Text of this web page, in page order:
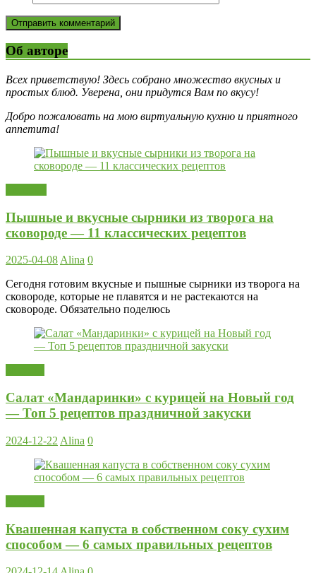
Об авторе
Всех приветствую! Здесь собрано множество вкусных и
простых блюд. Уверена, они придутся Вам по вкусу!
Добро пожаловать на мою виртуальную кухню и приятного
аппетита!
Пышные и вкусные сырники из творога на
сковороде — 11 классических рецептов
2025-04-08Alina 0
Сегодня готовим вкусные и пышные сырники из творога на
сковороде, которые не плавятся и не растекаются на
сковороде. Обязательно поделюсь
Салат «Мандаринки» с курицей на Новый год
— Топ 5 рецептов праздничной закуски
2024-12-22 Alina 0
Квашенная капуста в собственном соку сухим
способом — 6 самых правильных рецептов